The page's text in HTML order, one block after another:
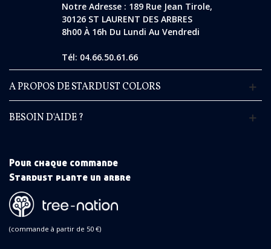
Notre Adresse : 189 Rue Jean Tirole,
30126 ST LAURENT DES ARBRES
8h00 À 16h Du Lundi Au Vendredi
Tél: 04.66.50.61.66
A PROPOS DE STARDUST COLORS
BESOIN D'AIDE ?
Pour chaque commande
Stardust plante un arbre
(commande à partir de 50 €)